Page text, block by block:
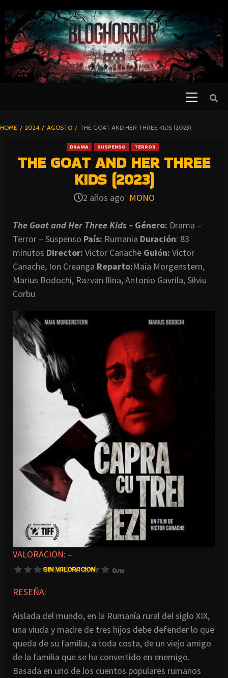
TO
CONTENT
BLOGHORROR
HOME 2024 AGOSTO THE GOAT AND HER THREE KIDS (2023)
DRAMA SUSPENSO TERROR
THE GOAT AND HER THREE
KIDS (2023)
2 años ago MONO
The Goat and Her Three Kids – Género: Drama –
Terror – Suspenso País: Rumania Duración: 83
minutos Director: Victor Canache Guión: Victor
Canache, Ion Creanga Reparto:Maia Morgenstern,
Marius Bodochi, Razvan Ilina, Antonio Gavrila, Silviu
Corbu
VALORACION: –
RESEÑA:
Aislada del mundo, en la Rumanía rural del siglo XIX,
una viuda y madre de tres hijos debe defender lo que
queda de su familia, a toda costa, de un viejo amigo
de la familia que se ha convertido en enemigo.
Basada en uno de los cuentos populares rumanos